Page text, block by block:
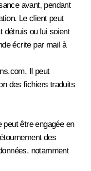
avant, pendant
Le client peut
détruis ou lui soient
écrite par mail à
Il peut
des fichiers traduits
peut être engagée en
des
notamment